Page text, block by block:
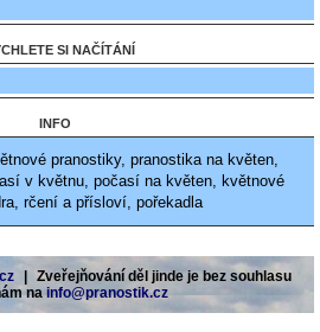
SI NAČÍTÁNÍ
INFO
pranostiky, pranostika na květen,
v květnu, počasí na květen, květnové
rčení a přísloví, pořekadla
Zveřejňování děl jinde je bez souhlasu
nainfo@pranostik.cz